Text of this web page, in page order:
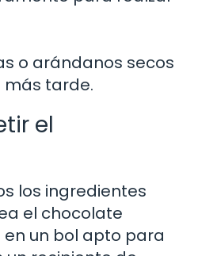
o arándanos secos
tarde.
el
los ingredientes
el chocolate
un bol apto para